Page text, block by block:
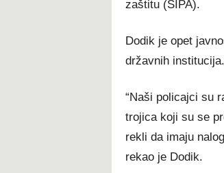
zaštitu (SIPA).
Dodik je opet
državnih institucija.
“Naši policajci su
trojica koji su se
rekli da imaju
rekao je Dodik.